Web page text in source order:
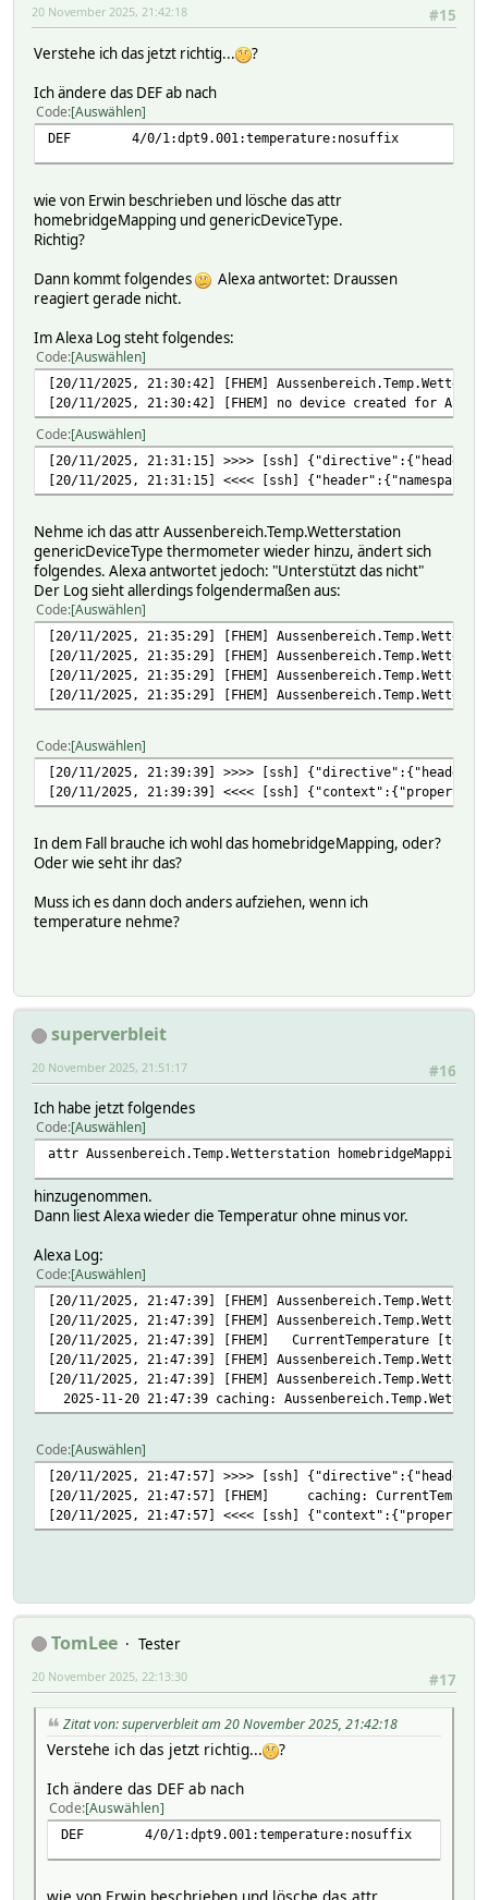
#15
20 November 2025, 21:42:18
Verstehe ich das jetzt richtig...
?
Ich ändere das DEF ab nach
Code Auswählen
DEF 4/0/1:dpt9.001:temperature:nosuffix
wie von Erwin beschrieben und lösche das attr
homebridgeMapping und genericDeviceType.
Richtig?
Dann kommt folgendes
Alexa antwortet: Draussen
reagiert gerade nicht.
Im Alexa Log steht folgendes:
Code Auswählen
[20/11/2025, 21:30:42] [FHEM]
[20/11/2025, 21:30:42] [FHEM] no device created for
Code Auswählen
[20/11/2025, 21:31:15] >>>> [ssh]
[20/11/2025, 21:31:15] <<<< [ssh]
Nehme ich das attr Aussenbereich.Temp.Wetterstation
genericDeviceType thermometer wieder hinzu, ändert sich
folgendes. Alexa antwortet jedoch: "Unterstützt das nicht"
Der Log sieht allerdings folgendermaßen aus:
Code Auswählen
[20/11/2025, 21:35:29] [FHEM]
[20/11/2025, 21:35:29] [FHEM]
[20/11/2025, 21:35:29] [FHEM]
[20/11/2025, 21:35:29] [FHEM]
Code Auswählen
[20/11/2025, 21:39:39] >>>> [ssh]
[20/11/2025, 21:39:39] <<<< [ssh]
In dem Fall brauche ich wohl das homebridgeMapping, oder?
Oder wie seht ihr das?
Muss ich es dann doch anders aufziehen, wenn ich
temperature nehme?
superverbleit
#16
20 November 2025, 21:51:17
Ich habe jetzt folgendes
Code Auswählen
attr Aussenbereich.Temp.Wetterstation homebridgeMapping
hinzugenommen.
Dann liest Alexa wieder die Temperatur ohne minus vor.
Alexa Log:
Code Auswählen
[20/11/2025, 21:47:39] [FHEM]
[20/11/2025, 21:47:39] [FHEM]
[20/11/2025, 21:47:39] [FHEM] CurrentTemperature
[20/11/2025, 21:47:39] [FHEM]
[20/11/2025, 21:47:39] [FHEM]
2025-11-20 21:47:39 caching:
Code Auswählen
[20/11/2025, 21:47:57] >>>> [ssh]
[20/11/2025, 21:47:57] [FHEM] caching:
[20/11/2025, 21:47:57] <<<< [ssh]
TomLee
Tester
#17
20 November 2025, 22:13:30
Zitat von: superverbleit am 20 November 2025, 21:42:18
Verstehe ich das jetzt richtig...
?
Ich ändere das DEF ab nach
Code Auswählen
DEF 4/0/1:dpt9.001:temperature:nosuffix